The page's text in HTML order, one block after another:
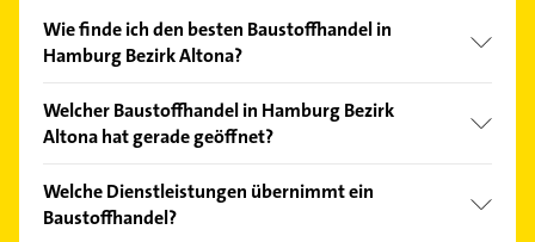
Wie finde ich den besten Baustoffhandel in
Hamburg Bezirk Altona?
Kundenmeinungen und profitieren Sie von den
Empfehlungen. Die Suchergebnisse können Sie sich
Welcher Baustoffhandel in Hamburg Bezirk
Altona hat gerade geöffnet?
Bitte beachten Sie, dass diese an Sonn- und
Feiertagen abweichen können.
Welche Dienstleistungen übernimmt ein
Baustoffhandel?